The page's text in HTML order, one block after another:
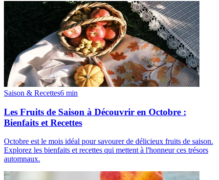
Saison & Recettes6 min
Les Fruits de Saison à Découvrir en Octobre :
Bienfaits et Recettes
Octobre est le mois idéal pour savourer de délicieux fruits de saison.
Explorez les bienfaits et recettes qui mettent à l'honneur ces trésors
automnaux.